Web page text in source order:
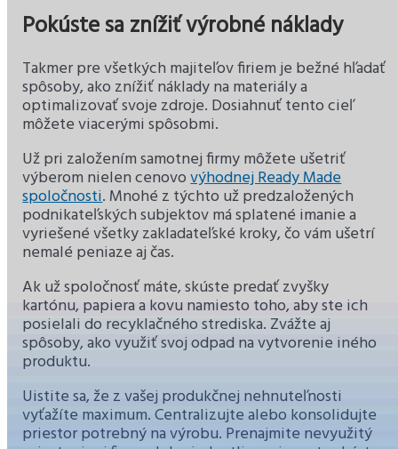
Pokúste sa znížiť výrobné náklady
Takmer pre všetkých majiteľov firiem je bežné hľadať
spôsoby, ako znížiť náklady na materiály a
optimalizovať svoje zdroje. Dosiahnuť tento cieľ
môžete viacerými spôsobmi.
Už pri založením samotnej firmy môžete ušetriť
výberom nielen cenovovýhodnej Ready Made
spoločnosti. Mnohé z týchto už predzaložených
podnikateľských subjektov má splatené imanie a
vyriešené všetky zakladateľské kroky, čo vám ušetrí
nemalé peniaze aj čas.
Ak už spoločnosť máte, skúste predať zvyšky
kartónu, papiera a kovu namiesto toho, aby ste ich
posielali do recyklačného strediska. Zvážte aj
spôsoby, ako využiť svoj odpad na vytvorenie iného
produktu.
Uistite sa, že z vašej produkčnej nehnuteľnosti
vyťažíte maximum. Centralizujte alebo konsolidujte
priestor potrebný na výrobu. Prenajmite nevyužitý